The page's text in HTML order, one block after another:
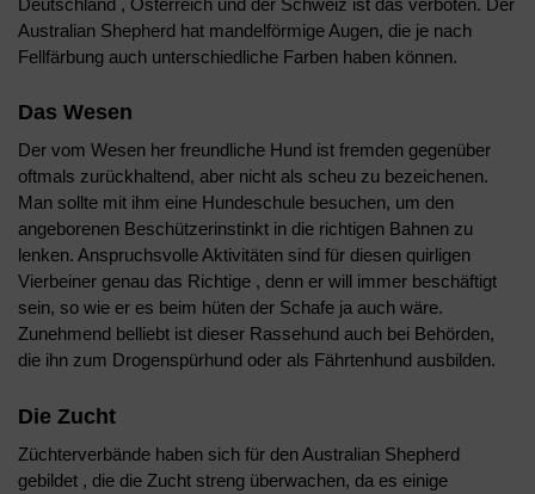
Australian Shepherd hat mandelförmige Augen, die je nach
Fellfärbung auch unterschiedliche Farben haben können.
Das Wesen
Der vom Wesen her freundliche Hund ist fremden gegenüber
oftmals zurückhaltend, aber nicht als scheu zu bezeichenen.
Man sollte mit ihm eine Hundeschule besuchen, um den
angeborenen Beschützerinstinkt in die richtigen Bahnen zu
lenken. Anspruchsvolle Aktivitäten sind für diesen quirligen
Vierbeiner genau das Richtige , denn er will immer beschäftigt
sein, so wie er es beim hüten der Schafe ja auch wäre.
Zunehmend belliebt ist dieser Rassehund auch bei Behörden,
die ihn zum Drogenspürhund oder als Fährtenhund ausbilden.
Die Zucht
Züchterverbände haben sich für den Australian Shepherd
gebildet , die die Zucht streng überwachen, da es einige